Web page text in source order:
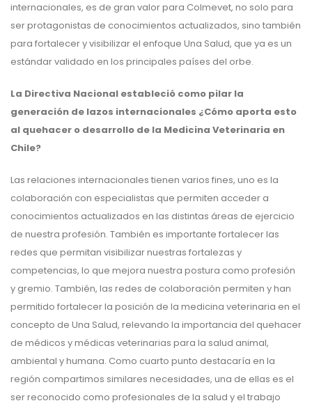
internacionales, es de gran valor para Colmevet, no solo para
ser protagonistas de conocimientos actualizados, sino también
para fortalecer y visibilizar el enfoque Una Salud, que ya es un
estándar validado en los principales países del orbe.
La Directiva Nacional estableció como pilar la
generación de lazos internacionales ¿Cómo aporta esto
al quehacer o desarrollo de la Medicina Veterinaria en
Chile?
Las relaciones internacionales tienen varios fines, uno es la
colaboración con especialistas que permiten acceder a
conocimientos actualizados en las distintas áreas de ejercicio
de nuestra profesión. También es importante fortalecer las
redes que permitan visibilizar nuestras fortalezas y
competencias, lo que mejora nuestra postura como profesión
y gremio. También, las redes de colaboración permiten y han
permitido fortalecer la posición de la medicina veterinaria en el
concepto de Una Salud, relevando la importancia del quehacer
de médicos y médicas veterinarias para la salud animal,
ambiental y humana. Como cuarto punto destacaría en la
región compartimos similares necesidades, una de ellas es el
ser reconocido como profesionales de la salud y el trabajo